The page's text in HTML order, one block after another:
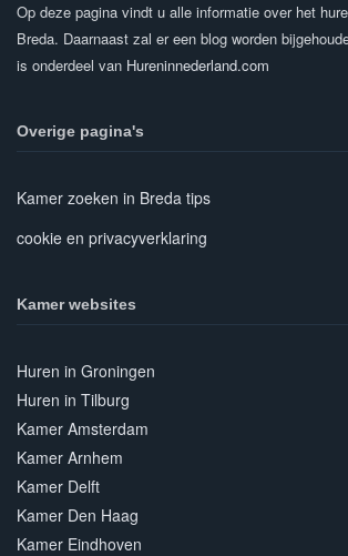
Op deze pagina vindt u alle informatie over het
Breda. Daarnaast zal er een blog worden
is onderdeel van Hureninnederland.com
Overige pagina's
Kamer zoeken in Breda tips
cookie en privacyverklaring
Kamer websites
Huren in Groningen
Huren in Tilburg
Kamer Amsterdam
Kamer Arnhem
Kamer Delft
Kamer Den Haag
Kamer Eindhoven